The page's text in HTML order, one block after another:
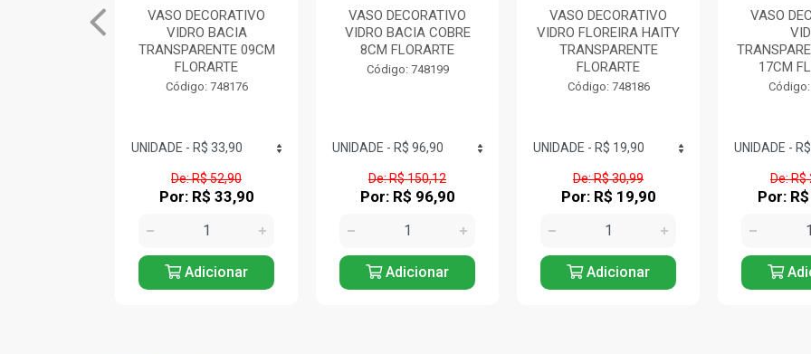
VASO DECORATIVO
VIDRO BACIA COBRE
8CM FLORARTE
Código: 748199
De: R$ 150,12
Por: R$ 96,90
Adicionar
VASO DECORATIVO
VIDRO FLOREIRA HAITY
TRANSPARENTE
FLORARTE
De: R$ 30,99
Por: R$ 19,90
Adicionar
VASO DECORATIVO
VIDRO
TRANSPARENTE/PRETO
17CM FLORARTE
Código: 748235
De: R$ 234,99
Por: R$ 151,90
Adicionar
VASO
VIDRO
De: R$
Por: